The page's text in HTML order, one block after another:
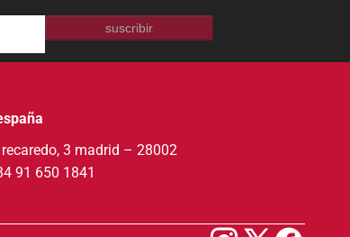
suscribir
3 madrid – 28002
91 650 1841